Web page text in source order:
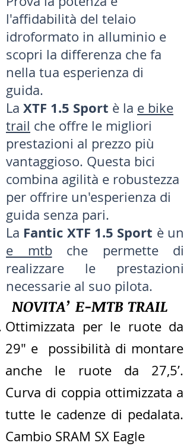
l'affidabilità del telaio
idroformato in alluminio e
scopri la differenza che fa
nella tua esperienza di
guida.
La XTF 1.5 Sport è la e bike
trail che offre le migliori
prestazioni al prezzo più
vantaggioso. Questa bici
combina agilità e robustezza
per offrire un'esperienza di
guida senza pari.
La Fantic XTF 1.5 Sport è un
e mtbche permette di
realizzare le prestazioni
necessarie al suo pilota.
NOVITA’ E-MTB TRAIL
Ottimizzata per le ruote da
29" e possibilità di montare
anche le ruote da 27,5’.
Curva di coppia ottimizzata a
tutte le cadenze di pedalata.
Cambio SRAM SX Eagle